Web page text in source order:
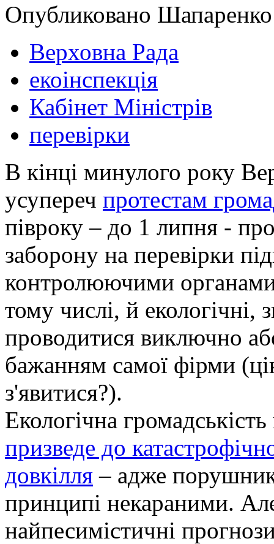
Опубликовано
Верховна Рада
екоінспекція
Кабінет Міністрів
перевірки
В кінці минулого року
усупереч протестам
півроку – до 1 липня -
заборону на перевірки
контролюючими
тому числі, й екологічні,
проводитися виключно
бажанням самої фірми
з'явитися?).
Екологічна
призведе до
довкілля – адже
принципі некараними.
найпесимістичні